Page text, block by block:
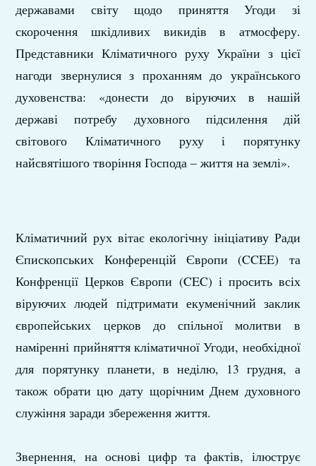
державами світу щодо приняття Угоди зі
скорочення шкідливих викидів в атмосферу.
Представники Кліматичного руху України з цієї
нагоди звернулися з проханням до українського
духовенства: «донести до віруючих в нашій
державі потребу духовного підсилення дій
світового Кліматичного руху і порятунку
найсвятішого творіння Господа – життя на землі».
Кліматичний рух вітає екологічну ініціативу Ради
Єпископських Конференцій Європи (CCEE) та
Конфренції Церков Європи (CEC) і просить всіх
віруючих людей підтримати екуменічний заклик
європейських церков до спільної молитви в
наміренні прийняття кліматичної Угоди, необхідної
для порятунку планети, в неділю, 13 грудня, а
також обрати цю дату щорічним Днем духовного
служіння заради збереження життя.
Звернення, на основі цифр та фактів, ілюструє